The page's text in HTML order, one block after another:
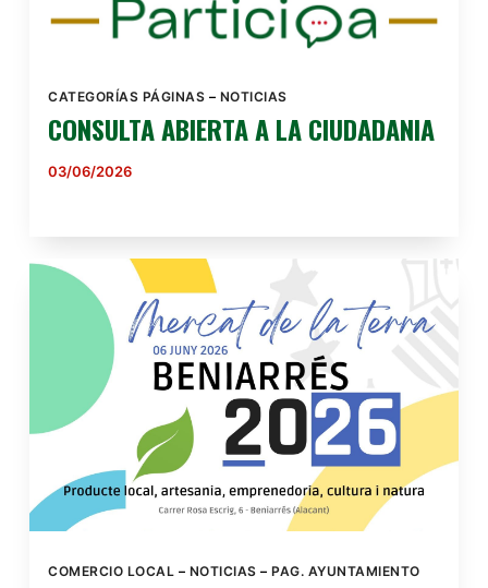
CATEGORÍAS PÁGINAS – NOTICIAS
CONSULTA ABIERTA A LA CIUDADANIA
03/06/2026
COMERCIO LOCAL – NOTICIAS – PAG. AYUNTAMIENTO